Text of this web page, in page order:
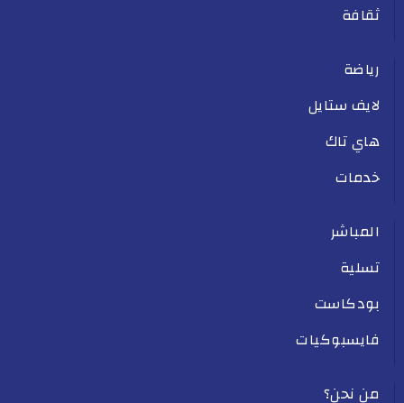
ثقافة
رياضة
لايف ستايل
هاي تاك
خدمات
المباشر
تسلية
بودكاست
فايسبوكيات
من نحن؟